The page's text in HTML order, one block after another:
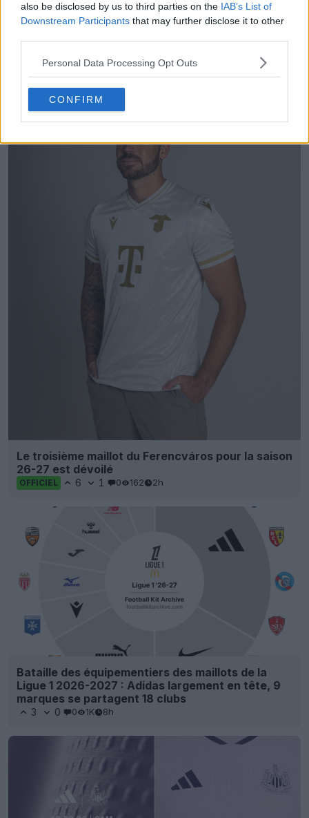
also be disclosed by us to third parties on the IAB’s List of
Downstream Participants that may further disclose it to other
Personal Data Processing Opt Outs
CONFIRM
Le troisième maillot du Ferencváros pour la saison
26-27 est dévoilé
OFFICIEL 6 1 0 162 2h
Bataille des équipementiers des maillots de la
Ligue 1 2026-2027 : Adidas largement en tête, 9
marques se partagent 18 clubs
3 0 0 1K 8h